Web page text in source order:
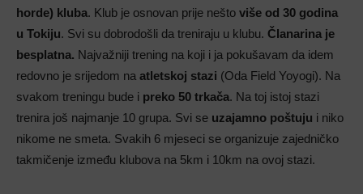
horde) kluba. Klub je osnovan prije nešto više od 30 godina
u Tokiju. Svi su dobrodošli da treniraju u klubu. Članarina je
besplatna. Najvažniji trening na koji i ja pokušavam da idem
redovno je srijedom na atletskoj stazi (Oda Field Yoyogi). Na
svakom treningu bude i preko 50 trkača. Na toj istoj stazi
trenira još najmanje 10 grupa. Svi se uzajamno poštuju i niko
nikome ne smeta. Svakih 6 mjeseci se organizuje zajedničko
takmičenje između klubova na 5km i 10km na ovoj stazi.